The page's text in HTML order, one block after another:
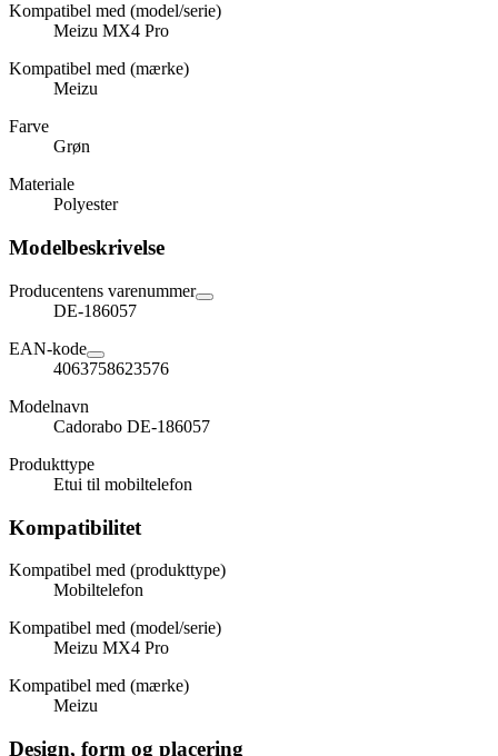
Kompatibel med (model/serie)
Meizu MX4 Pro
Kompatibel med (mærke)
Meizu
Farve
Grøn
Materiale
Polyester
Modelbeskrivelse
Producentens varenummer
DE-186057
EAN-kode
4063758623576
Modelnavn
Cadorabo DE-186057
Produkttype
Etui til mobiltelefon
Kompatibilitet
Kompatibel med (produkttype)
Mobiltelefon
Kompatibel med (model/serie)
Meizu MX4 Pro
Kompatibel med (mærke)
Meizu
Design, form og placering